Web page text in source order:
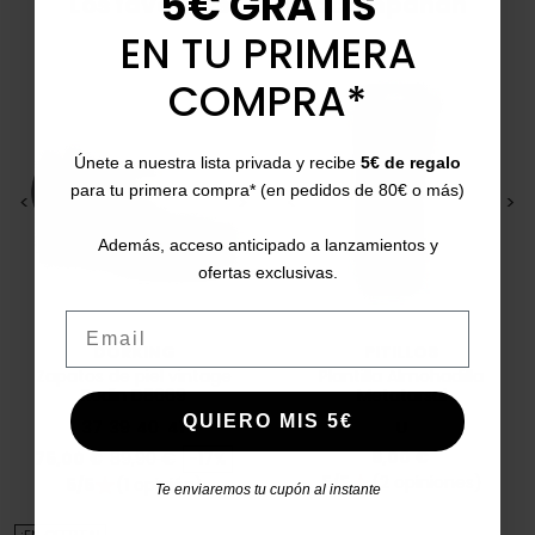
< >
DORKING
Zapatos de piel vintage
Rodin D8669
41
75,00 € Precio base
89,90 € -17%
(1 opinión)
< >
Plantilla Almohadilla
Metatarsal
Precio
6,00 €
5/5star(2 opiniones)
EN TU PRIMERA
COMPRA*
Únete a nuestra lista privada y recibe 5€ de regalo
para tu primera compra* (en pedidos de 80€ o más)
Además, acceso anticipado a lanzamientos y
ofertas exclusivas.
QUIERO MIS 5€
Te enviaremos tu cupón al instante